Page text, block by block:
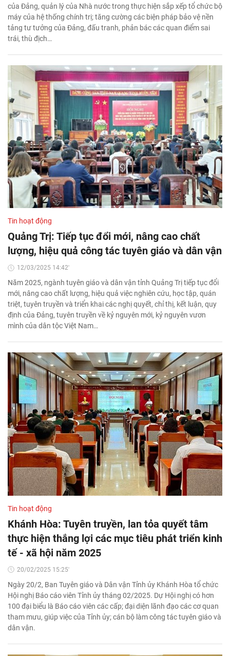
của Đảng, quản lý của Nhà nước trong thực hiện sắp xếp tổ chức bộ
máy của hệ thống chính trị; tăng cường các biện pháp bảo vệ nền
tảng tư tưởng của Đảng, đấu tranh, phản bác các quan điểm sai
trái, thù địch…
Tin hoạt động
Quảng Trị: Tiếp tục đổi mới, nâng cao chất
lượng, hiệu quả công tác tuyên giáo và dân vận
12/03/2025 14:42'
Năm 2025, ngành tuyên giáo và dân vận tỉnh Quảng Trị tiếp tục đổi
mới, nâng cao chất lượng, hiệu quả việc nghiên cứu, học tập, quán
triệt, tuyên truyền và triển khai các nghị quyết, chỉ thị, kết luận, quy
định của Đảng, tuyên truyền về kỷ nguyên mới, kỷ nguyên vươn
mình của dân tộc Việt Nam…
Tin hoạt động
Khánh Hòa: Tuyên truyền, lan tỏa quyết tâm
thực hiện thắng lợi các mục tiêu phát triển kinh
tế - xã hội năm 2025
20/02/2025 15:25'
Ngày 20/2, Ban Tuyên giáo và Dân vận Tỉnh ủy Khánh Hòa tổ chức
Hội nghị Báo cáo viên Tỉnh ủy tháng 02/2025. Dự Hội nghị có hơn
100 đại biểu là Báo cáo viên các cấp; đại diện lãnh đạo các cơ quan
tham mưu, giúp việc của Tỉnh ủy; cán bộ làm công tác tuyên giáo và
dân vận.